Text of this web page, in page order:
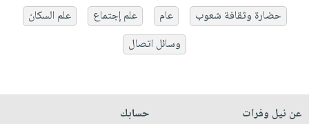
حضارة وثقافة شعوب
عام علم إجتماع
علم السكان
وسائل اتصال
عن نيل وفرات
حسابك